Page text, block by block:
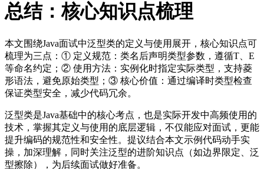
总结：核心知识点梳理
本文围绕Java面试中泛型类的定义与使用展开，核心知识点可
梳理为三点：① 定义规范：类名后声明类型参数，遵循T、E
等命名约定；② 使用方法：实例化时指定实际类型，支持菱
形语法，避免原始类型；③ 核心价值：通过编译时类型检查
保证类型安全，减少代码冗余。
泛型类是Java基础中的核心考点，也是实际开发中高频使用的
技术，掌握其定义与使用的底层逻辑，不仅能应对面试，更能
提升编码的规范性和安全性。提议结合本文示例代码动手实
操，加深理解，同时关注泛型的进阶知识点（如边界限定、泛
型擦除），为后续面试做好准备。